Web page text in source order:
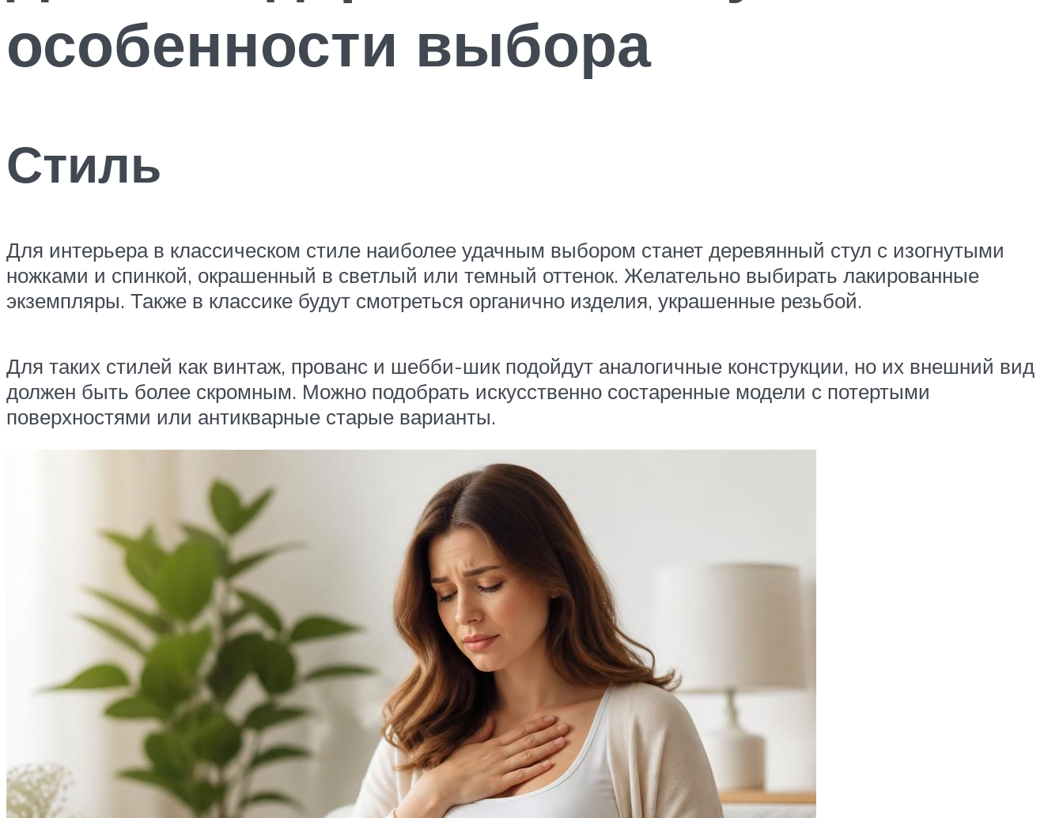
особенности выбора
Стиль
Для интерьера в классическом стиле наиболее удачным выбором станет деревянный стул с изогнутыми
ножками и спинкой, окрашенный в светлый или темный оттенок. Желательно выбирать лакированные
экземпляры. Также в классике будут смотреться органично изделия, украшенные резьбой.
Для таких стилей как винтаж, прованс и шебби-шик подойдут аналогичные конструкции, но их внешний вид
должен быть более скромным. Можно подобрать искусственно состаренные модели с потертыми
поверхностями или антикварные старые варианты.